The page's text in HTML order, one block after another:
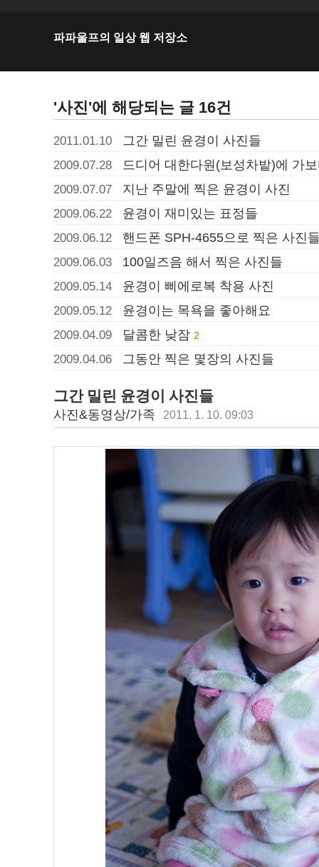
파파울프의 일상 웹 저장소
'사진'에 해당되는 글 16건
2011.01.10 그간 밀린 윤경이 사진들
2009.07.28 드디어 대한다원(보성차밭)에 가
2009.07.07 지난 주말에 찍은 윤경이 사진
2009.06.22 윤경이 재미있는 표정들
2009.06.12 핸드폰 SPH-4655으로 찍은 사진
2009.06.03 100일즈음 해서 찍은 사진들
2009.05.14 윤경이 삐에로복 착용 사진
2009.05.12 윤경이는 목욕을 좋아해요
2009.04.09 달콤한 낮잠 2
2009.04.06 그동안 찍은 몇장의 사진들
그간 밀린 윤경이 사진들
사진&동영상/가족 2011. 1. 10. 09:03